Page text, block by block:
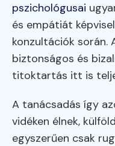
pszichológusai
és empátiát
konzultációk során.
biztonságos és
titoktartás itt is
A tanácsadás így
vidéken élnek,
egyszerűen csak